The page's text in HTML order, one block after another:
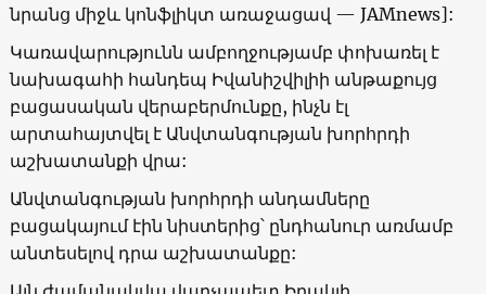
նրանց միջև կոնֆլիկտ առաջացավ — JAMnews]:
Կառավարությունն ամբողջությամբ փոխառել է
նախագահի հանդեպ Իվանիշվիլիի անթաքույց
բացասական վերաբերմունքը, ինչն էլ
արտահայտվել է Անվտանգության խորհրդի
աշխատանքի վրա:
Անվտանգության խորհրդի անդամները
բացակայում էին նիստերից՝ ընդհանուր առմամբ
անտեսելով դրա աշխատանքը: